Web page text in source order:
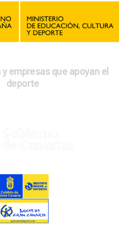
empresas que apoyan el
deporte